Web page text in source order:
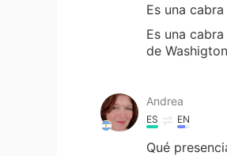
Es una
Es una
de
Andrea
ES EN
Qué